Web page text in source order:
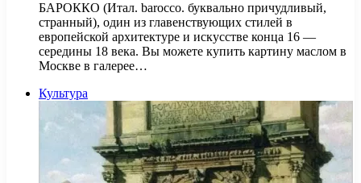
БАРОККО (Итал. barocco. буквально причудливый,
странный), один из главенствующих стилей в
европейской архитектуре и искусстве конца 16 —
середины 18 века. Вы можете купить картину маслом в
Москве в галерее…
Культура